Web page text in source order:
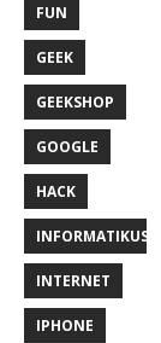
FUN
GEEK
GEEKSHOP
GOOGLE
HACK
INFORMATIKUS
INTERNET
IPHONE